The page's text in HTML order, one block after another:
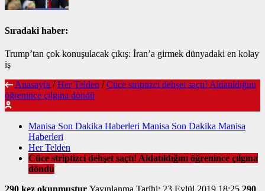
Sıradaki haber:
Trump’tan çok konuşulacak çıkış: İran’a girmek dünyadaki en kolay
iş
Anasayfa / Her Telden / Cüce striptizci dehşet saçtı! Aldatıldığını
öğrenince çılgına döndü
Manisa Son Dakika Haberleri Manisa Son Dakika Manisa
Haberleri
Her Telden
Cüce striptizci dehşet saçtı! Aldatıldığını öğrenince çılgına
döndü
290 kez okunmuştur Yayınlanma Tarihi: 23 Eylül 2019 18:25 290